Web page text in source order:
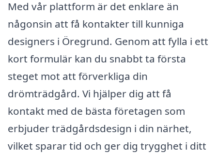
Med vår plattform är det enklare än
någonsin att få kontakter till kunniga
designers i Öregrund. Genom att fylla i ett
kort formulär kan du snabbt ta första
steget mot att förverkliga din
drömträdgård. Vi hjälper dig att få
kontakt med de bästa företagen som
erbjuder trädgårdsdesign i din närhet,
vilket sparar tid och ger dig trygghet i ditt